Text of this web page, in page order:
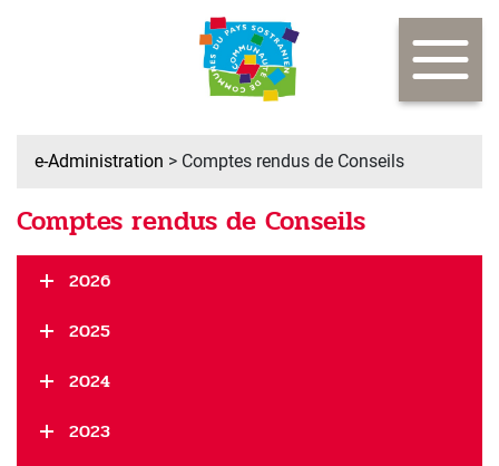
e-Administration > Comptes rendus de Conseils
Comptes rendus de Conseils
2026
2025
2024
2023